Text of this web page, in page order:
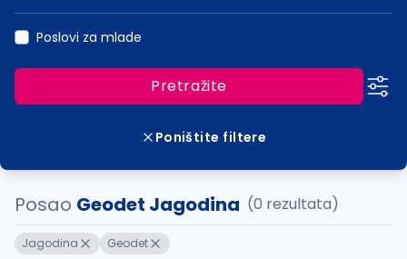
Poslovi za mlade
Pretražite
Poništite filtere
Posao Geodet Jagodina (0 rezultata)
Jagodina Geodet